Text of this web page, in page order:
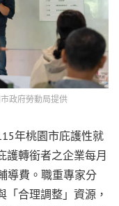
政府勞動局提供
年桃園市庇護性就
護轉銜者之企業每月
導費。職重專家分
合理調整」資源，